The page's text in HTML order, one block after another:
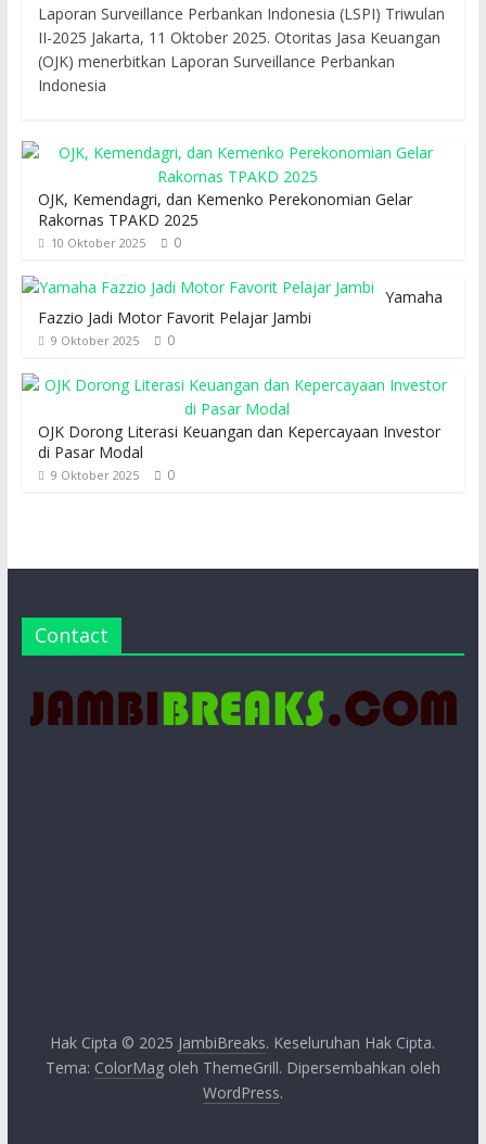
Laporan Surveillance Perbankan Indonesia (LSPI) Triwulan
II-2025 Jakarta, 11 Oktober 2025. Otoritas Jasa Keuangan
(OJK) menerbitkan Laporan Surveillance Perbankan
Indonesia
OJK, Kemendagri, dan Kemenko Perekonomian Gelar
Rakornas TPAKD 2025
10 Oktober 2025 0
Yamaha
Fazzio Jadi Motor Favorit Pelajar Jambi
9 Oktober 2025 0
OJK Dorong Literasi Keuangan dan Kepercayaan Investor
di Pasar Modal
9 Oktober 2025 0
Contact
Hak Cipta © 2025 JambiBreaks. Keseluruhan Hak Cipta.
Tema: ColorMagoleh ThemeGrill. Dipersembahkan oleh
WordPress.